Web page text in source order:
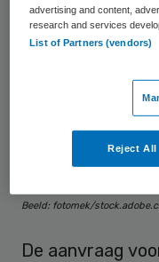
Beeld: fotomek/
De aanvraag
advertising and content,
research and services
List of Partners (vendors)
Reject All